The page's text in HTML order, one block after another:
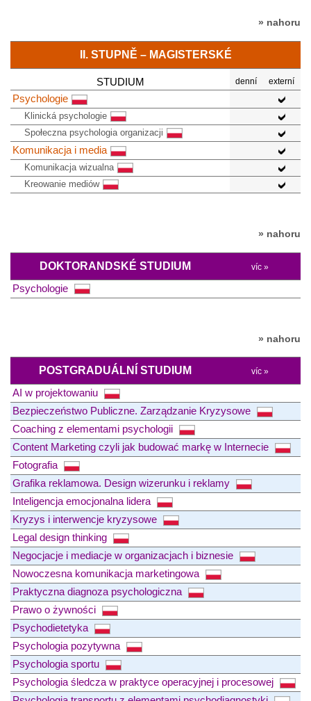
» nahoru
II. STUPNĚ – MAGISTERSKÉ
STUDIUM denní externí
Psychologie
Klinická psychologie
Społeczna psychologia organizacji
Komunikacja i media
Komunikacja wizualna
Kreowanie mediów
» nahoru
DOKTORANDSKÉ STUDIUM víc »
Psychologie
» nahoru
POSTGRADUÁLNÍ STUDIUM víc »
AI w projektowaniu
Bezpieczeństwo Publiczne. Zarządzanie Kryzysowe
Coaching z elementami psychologii
Content Marketing czyli jak budować markę w Internecie
Fotografia
Grafika reklamowa. Design wizerunku i reklamy
Inteligencja emocjonalna lidera
Kryzys i interwencje kryzysowe
Legal design thinking
Negocjacje i mediacje w organizacjach i biznesie
Nowoczesna komunikacja marketingowa
Praktyczna diagnoza psychologiczna
Prawo o żywności
Psychodietetyka
Psychologia pozytywna
Psychologia sportu
Psychologia śledcza w praktyce operacyjnej i procesowej